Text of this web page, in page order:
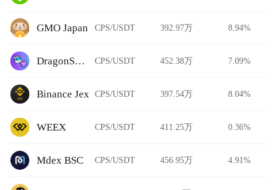
GMO Japan CPS/USDT 392.97万 8.94%
DragonSwap CPS/USDT 452.38万 7.09%
Binance Jex CPS/USDT 397.54万 8.04%
WEEX CPS/USDT 411.25万 0.36%
Mdex BSC CPS/USDT 456.95万 4.91%